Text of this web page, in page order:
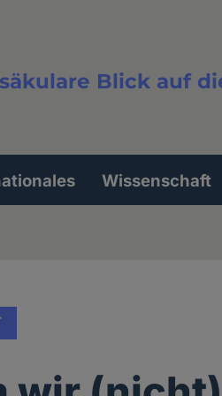
Blick auf
Wissenschaft